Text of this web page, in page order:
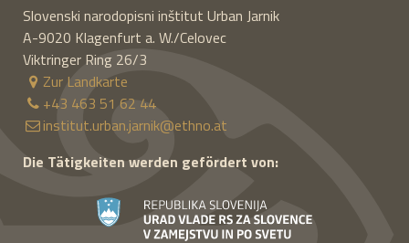
Slovenski narodopisni inštitut Urban Jarnik
A-9020 Klagenfurt a. W./Celovec
Viktringer Ring 26/3
Zur Landkarte
+43 463 51 62 44
institut.urban.jarnik@ethno.at
Die Tätigkeiten werden gefördert von: